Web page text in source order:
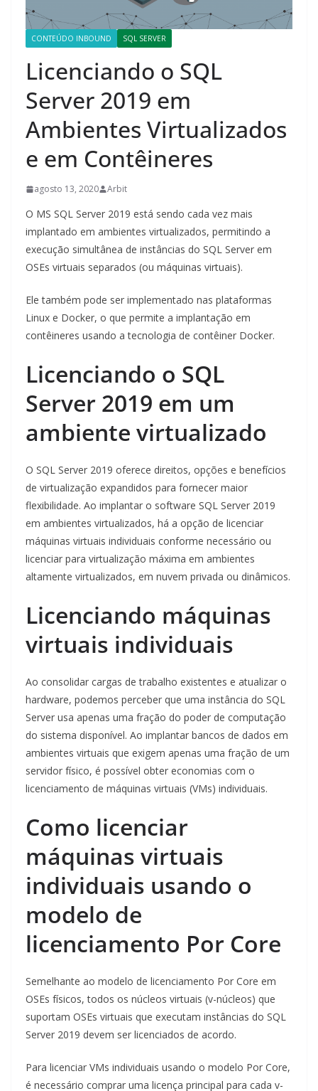
CONTEÚDO INBOUND SQL SERVER
Licenciando o SQL
Server 2019 em
Ambientes Virtualizados
e em Contêineres
agosto 13, 2020 Arbit
O MS SQL Server 2019 está sendo cada vez mais
implantado em ambientes virtualizados, permitindo a
execução simultânea de instâncias do SQL Server em
OSEs virtuais separados (ou máquinas virtuais).
Ele também pode ser implementado nas plataformas
Linux e Docker, o que permite a implantação em
contêineres usando a tecnologia de contêiner Docker.
Licenciando o SQL
Server 2019 em um
ambiente virtualizado
O SQL Server 2019 oferece direitos, opções e benefícios
de virtualização expandidos para fornecer maior
flexibilidade. Ao implantar o software SQL Server 2019
em ambientes virtualizados, há a opção de licenciar
máquinas virtuais individuais conforme necessário ou
licenciar para virtualização máxima em ambientes
altamente virtualizados, em nuvem privada ou dinâmicos.
Licenciando máquinas
virtuais individuais
Ao consolidar cargas de trabalho existentes e atualizar o
hardware, podemos perceber que uma instância do SQL
Server usa apenas uma fração do poder de computação
do sistema disponível. Ao implantar bancos de dados em
ambientes virtuais que exigem apenas uma fração de um
servidor físico, é possível obter economias com o
licenciamento de máquinas virtuais (VMs) individuais.
Como licenciar
máquinas virtuais
individuais usando o
modelo de
licenciamento Por Core
Semelhante ao modelo de licenciamento Por Core em
OSEs físicos, todos os núcleos virtuais (v-núcleos) que
suportam OSEs virtuais que executam instâncias do SQL
Server 2019 devem ser licenciados de acordo.
Para licenciar VMs individuais usando o modelo Por Core,
é necessário comprar uma licença principal para cada v-